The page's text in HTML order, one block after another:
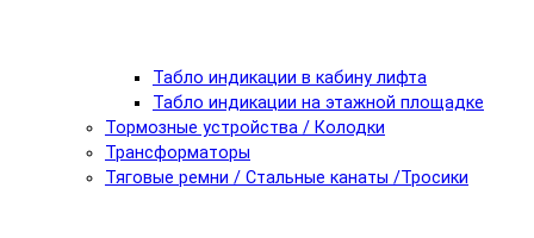
Табло индикации в кабину лифта
Табло индикации на этажной площадке
Тормозные устройства / Колодки
Трансформаторы
Тяговые ремни / Стальные канаты /Тросики